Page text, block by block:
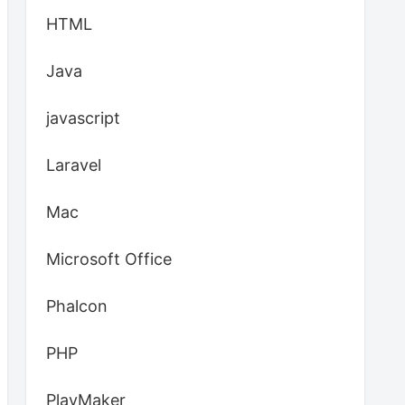
HTML
Java
javascript
Laravel
Mac
Microsoft Office
Phalcon
PHP
PlayMaker